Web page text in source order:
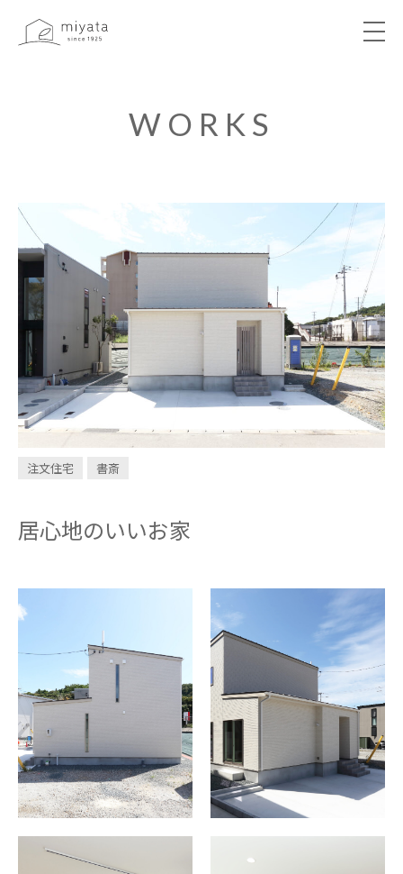
WORKS
VOICE
LIBRARY
COMPANY
INVESTMENT
CONDOMINIUM
design casa
問い合わせ・資料請求
お電話はこちら
WORKS
注文住宅 書斎
居心地のいいお家